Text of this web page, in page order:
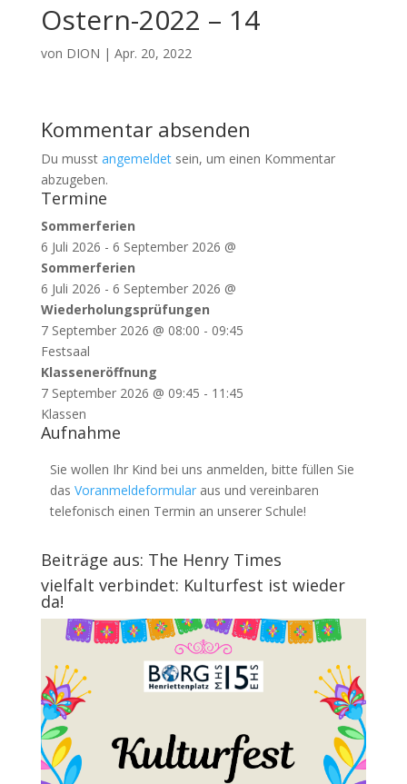
Ostern-2022 – 14
von DION | Apr. 20, 2022
Kommentar absenden
Du musst angemeldetsein, um einen Kommentar
abzugeben.
Termine
Sommerferien
6 Juli 2026 - 6 September 2026 @
Sommerferien
6 Juli 2026 - 6 September 2026 @
Wiederholungsprüfungen
7 September 2026 @ 08:00 - 09:45
Festsaal
Klasseneröffnung
7 September 2026 @ 09:45 - 11:45
Klassen
Aufnahme
Sie wollen Ihr Kind bei uns anmelden, bitte füllen Sie
das Voranmeldeformularaus und vereinbaren
telefonisch einen Termin an unserer Schule!
Beiträge aus: The Henry Times
vielfalt verbindet: Kulturfest ist wieder
da!